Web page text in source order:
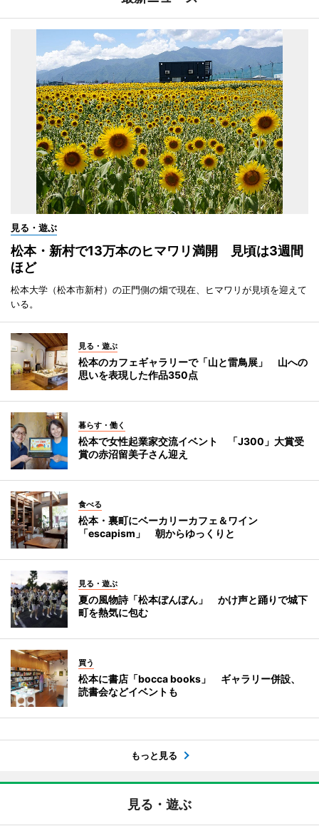
見る・遊ぶ
松本・新村で13万本のヒマワリ満開 見頃は3週間
ほど
松本大学（松本市新村）の正門側の畑で現在、ヒマワリが見頃を迎えて
いる。
見る・遊ぶ
松本のカフェギャラリーで「山と雷鳥展」 山への
思いを表現した作品350点
暮らす・働く
松本で女性起業家交流イベント 「J300」大賞受
賞の赤沼留美子さん迎え
食べる
松本・裏町にベーカリーカフェ＆ワイン
「escapism」 朝からゆっくりと
見る・遊ぶ
夏の風物詩「松本ぼんぼん」 かけ声と踊りで城下
町を熱気に包む
買う
松本に書店「bocca books」 ギャラリー併設、
読書会などイベントも
もっと見る
見る・遊ぶ